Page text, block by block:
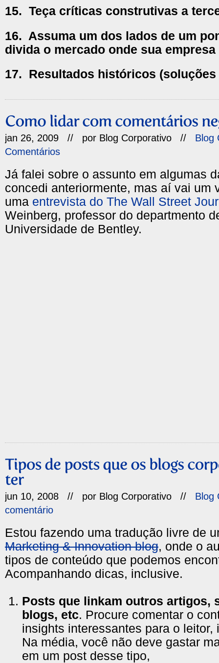
15. Teça críticas construtivas a
16. Assuma um dos lados de um
divida o mercado onde sua empresa
17. Resultados históricos
jan 26, 2009 // por Blog Corporativo // Blog
Comentários
Já falei sobre o assunto em algumas
concedi anteriormente, mas aí vai um
uma entrevista do The Wall Street
Weinberg, professor do departmento
Universidade de Bentley.
jun 10, 2008 // por Blog Corporativo // Blog
comentário
Estou fazendo uma tradução livre de
Marketing & Innovation blog, onde o
tipos de conteúdo que podemos
Acompanhando dicas, inclusive.
Posts que linkam outros artigos,
blogs, etc. Procure comentar o
insights interessantes para o leitor,
Na média, você não deve gastar
em um post desse tipo,